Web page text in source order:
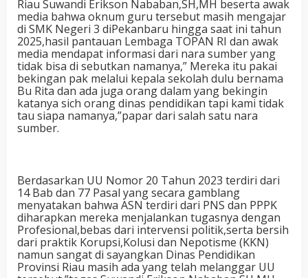
Riau Suwandi Erikson Nababan,SH,MH beserta awak
media bahwa oknum guru tersebut masih mengajar
di SMK Negeri 3 diPekanbaru hingga saat ini tahun
2025,hasil pantauan Lembaga TOPAN RI dan awak
media mendapat informasi dari nara sumber yang
tidak bisa di sebutkan namanya,” Mereka itu pakai
bekingan pak melalui kepala sekolah dulu bernama
Bu Rita dan ada juga orang dalam yang bekingin
katanya sich orang dinas pendidikan tapi kami tidak
tau siapa namanya,”papar dari salah satu nara
sumber.
Berdasarkan UU Nomor 20 Tahun 2023 terdiri dari
14 Bab dan 77 Pasal yang secara gamblang
menyatakan bahwa ASN terdiri dari PNS dan PPPK
diharapkan mereka menjalankan tugasnya dengan
Profesional,bebas dari intervensi politik,serta bersih
dari praktik Korupsi,Kolusi dan Nepotisme (KKN)
namun sangat di sayangkan Dinas Pendidikan
Provinsi Riau masih ada yang telah melanggar UU